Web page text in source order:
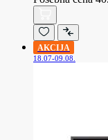
AKCIJA
18.07-09.08.